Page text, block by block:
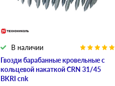
Гвозди барабанные кровельные с
кольцевой накаткой CRN 31/45
BKRI cnk
В наличии